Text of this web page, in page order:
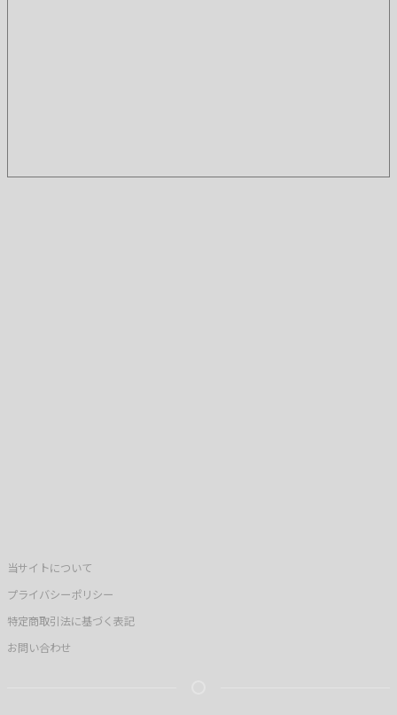
当サイトについて
プライバシーポリシー
特定商取引法に基づく表記
お問い合わせ